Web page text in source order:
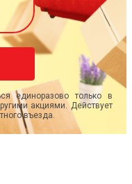
единоразово только в
акциями. Действует
въезда.